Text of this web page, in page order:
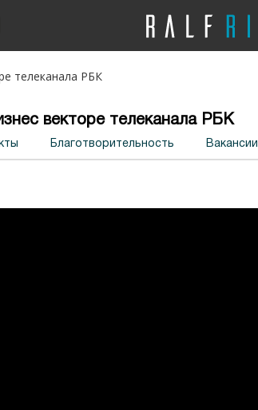
телеканала РБК
векторе телеканала РБК
Благотворительность Вакансии